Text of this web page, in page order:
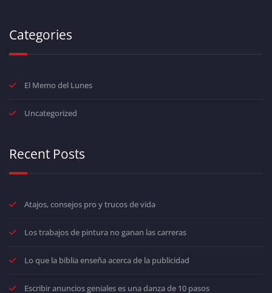
Categories
El Memo del Lunes
Uncategorized
Recent Posts
Atajos, consejos pro y trucos de vida
Los trabajos de pintura no ganan las carreras
Lo que la biblia enseña acerca de la publicidad
Escribir anuncios geniales es una danza de 10 pasos